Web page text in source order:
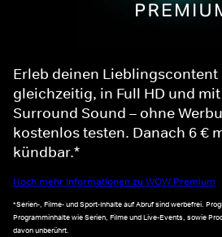
Erleb deinen Lieblingscontent
gleichzeitig, in Full HD und mit
Surround Sound – ohne
kostenlos testen. Danach 6 €
kündbar.*
Noch mehr Informationen zu WOW Premium
*Serien-, Filme- und Sport-Inhalte auf Abruf sind werbefrei.
Programminhalte wie Serien, Filme und Live-Events, sowie
davon unberührt.